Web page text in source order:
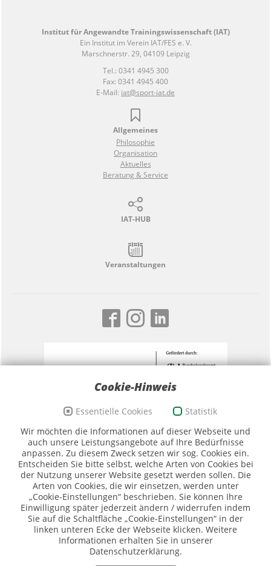
Institut für Angewandte Trainingswissenschaft (IAT)
Ein Institut im Verein IAT/FES e. V.
Marschnerstr. 29, 04109 Leipzig
Tel.: 0341 4945 300
Fax: 0341 4945 400
E-Mail: iat@sport-iat.de
Allgemeines
Philosophie
Organisation
Aktuelles
Beratung & Service
IAT-HUB
Veranstaltungen
(Quelle: BKAmt)
Logo SMK (Quelle SMK)
Cookie-Hinweis
Essentielle Cookies
Statistik
Wir möchten die Informationen auf dieser Webseite und
auch unsere Leistungsangebote auf Ihre Bedürfnisse
anpassen. Zu diesem Zweck setzen wir sog. Cookies ein.
Entscheiden Sie bitte selbst, welche Arten von Cookies bei
der Nutzung unserer Website gesetzt werden sollen. Die
Arten von Cookies, die wir einsetzen, werden unter
„Cookie-Einstellungen“ beschrieben. Sie können Ihre
Einwilligung später jederzeit ändern / widerrufen indem
Sie auf die Schaltfläche „Cookie-Einstellungen“ in der
linken unteren Ecke der Webseite klicken. Weitere
Informationen erhalten Sie in unserer
Datenschutzerklärung.